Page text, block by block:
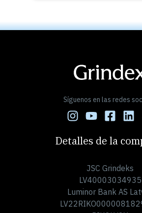
Síguenos en las redes
Detalles de la
JSC Grindeks
LV40003034935
Luminor Bank AS